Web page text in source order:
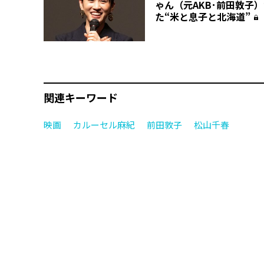
ゃん（元AKB･前田敦子
た“米と息子と北海道”
関連キーワード
映画 カルーセル麻紀 前田敦子 松山千春